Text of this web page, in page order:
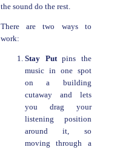
the sound do the rest.
There are two ways to
work:
Stay Putpins the
music in one spot
on a building
cutaway and lets
you drag your
listening position
around it, so
moving through a